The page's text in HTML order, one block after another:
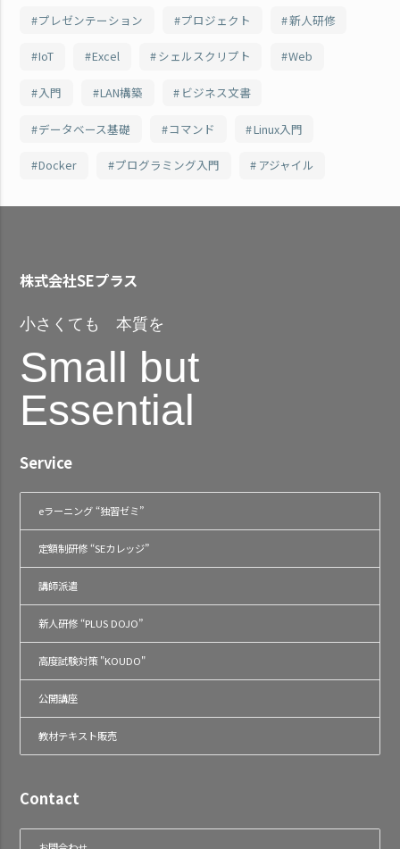
プレゼンテーション プロジェクト 新人研修
IoT Excel シェルスクリプト Web
入門 LAN構築 ビジネス文書
データベース基礎 コマンド Linux入門
Docker プログラミング入門 アジャイル
株式会社SEプラス
小さくても 本質を
Small but
Essential
Service
eラーニング “独習ゼミ”
定額制研修 “SEカレッジ”
講師派遣
新人研修 “PLUS DOJO”
高度試験対策 "KOUDO"
公開講座
教材テキスト販売
Contact